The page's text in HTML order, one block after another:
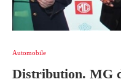
Automobile
Distribution. MG